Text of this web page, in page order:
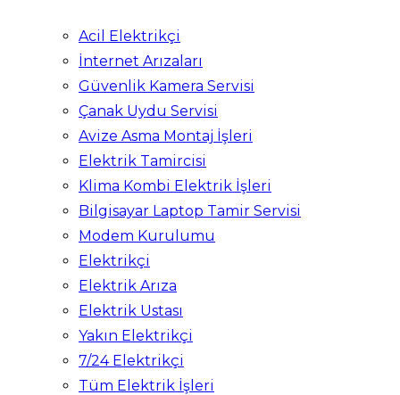
Acil Elektrikçi
İnternet Arızaları
Güvenlik Kamera Servisi
Çanak Uydu Servisi
Avize Asma Montaj İşleri
Elektrik Tamircisi
Klima Kombi Elektrik İşleri
Bilgisayar Laptop Tamir Servisi
Modem Kurulumu
Elektrikçi
Elektrik Arıza
Elektrik Ustası
Yakın Elektrikçi
7/24 Elektrikçi
Tüm Elektrik İşleri